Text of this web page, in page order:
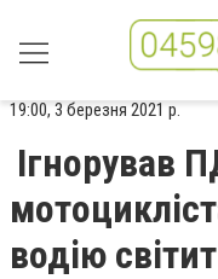
19:00, 3 березня 2021 р.
Ігнорував
водію